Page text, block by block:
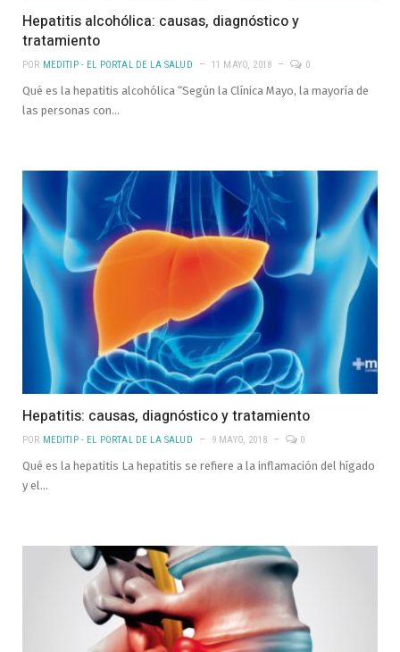
Hepatitis alcohólica: causas, diagnóstico y
tratamiento
POR MEDITIP - EL PORTAL DE LA SALUD 11 MAYO, 2018 0
Qué es la hepatitis alcohólica “Según la Clínica Mayo, la mayoría de
las personas con…
Hepatitis: causas, diagnóstico y tratamiento
POR MEDITIP - EL PORTAL DE LA SALUD 9 MAYO, 2018 0
Qué es la hepatitis La hepatitis se refiere a la inflamación del hígado
y el…